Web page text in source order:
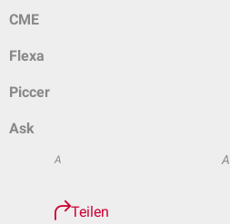
CME
Flexa
Piccer
Ask
A A
Teilen